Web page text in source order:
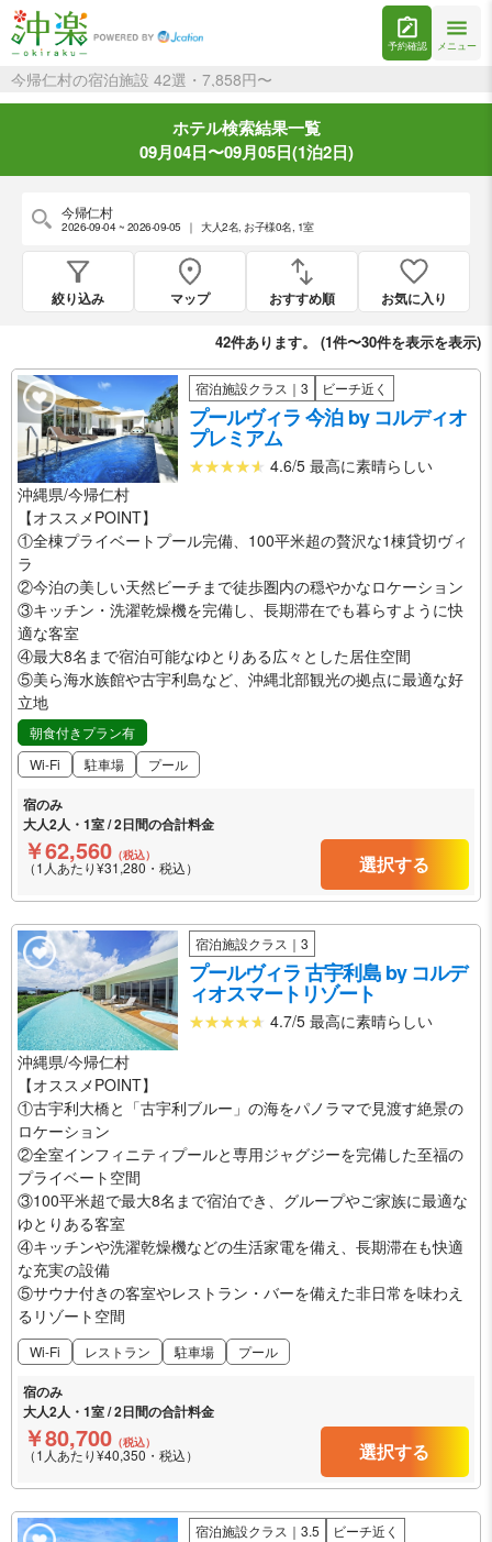
予約確認 メニュー
今帰仁村の宿泊施設 42選・7,858円〜
ホテル検索結果一覧
09月04日〜09月05日(1泊2日)
今帰仁村
2026-09-04 ~ 2026-09-05 ｜ 大人2名, お子様0名, 1室
絞り込み マップ おすすめ順 お気に入り
42件あります。 (1件〜30件を表示を表示)
宿泊施設クラス｜3 ビーチ近く
プールヴィラ 今泊 by コルディオ
プレミアム
4.6/5 最高に素晴らしい
沖縄県/今帰仁村
【オススメPOINT】
①全棟プライベートプール完備、100平米超の贅沢な1棟貸切ヴィ
ラ
②今泊の美しい天然ビーチまで徒歩圏内の穏やかなロケーション
③キッチン・洗濯乾燥機を完備し、長期滞在でも暮らすように快
適な客室
④最大8名まで宿泊可能なゆとりある広々とした居住空間
⑤美ら海水族館や古宇利島など、沖縄北部観光の拠点に最適な好
立地
朝食付きプラン有
Wi-Fi
駐車場 プール
宿のみ
大人2人・1室 / 2日間の合計料金
￥62,560 （税込）
（1人あたり¥31,280・税込） 選択する
宿泊施設クラス｜3
プールヴィラ 古宇利島 by コルデ
ィオスマートリゾート
4.7/5 最高に素晴らしい
沖縄県/今帰仁村
【オススメPOINT】
①古宇利大橋と「古宇利ブルー」の海をパノラマで見渡す絶景の
ロケーション
②全室インフィニティプールと専用ジャグジーを完備した至福の
プライベート空間
③100平米超で最大8名まで宿泊でき、グループやご家族に最適な
ゆとりある客室
④キッチンや洗濯乾燥機などの生活家電を備え、長期滞在も快適
な充実の設備
⑤サウナ付きの客室やレストラン・バーを備えた非日常を味わえ
るリゾート空間
Wi-Fi レストラン 駐車場 プール
宿のみ
大人2人・1室 / 2日間の合計料金
￥80,700 （税込）
（1人あたり¥40,350・税込） 選択する
宿泊施設クラス｜3.5 ビーチ近く